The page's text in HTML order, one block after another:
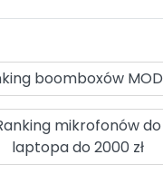
boomboxów MOD
mikrofonów do
laptopa do 2000 zł